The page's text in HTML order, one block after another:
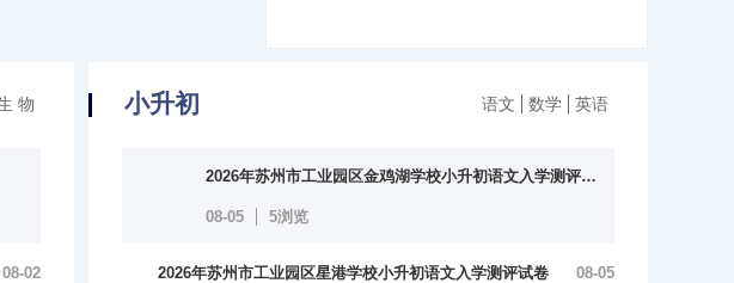
物
08-02
语文 数学 英语
小升初
2026年苏州市工业园区金鸡湖学校小升初语文入学测评试卷（含答…
08-05 5浏览
2026年苏州市工业园区星港学校小升初语文入学测评试卷 08-05